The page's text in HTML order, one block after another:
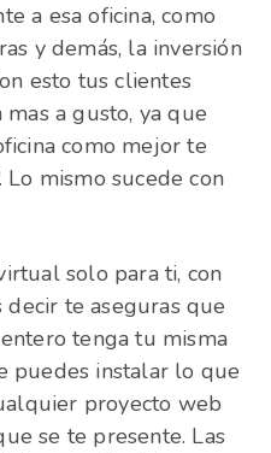
a esa oficina, como
y demás, la inversión
esto tus clientes
a gusto, ya que
como mejor te
Lo mismo sucede con
solo para ti, con
decir te aseguras que
tenga tu misma
puedes instalar lo que
proyecto web
se te presente. Las